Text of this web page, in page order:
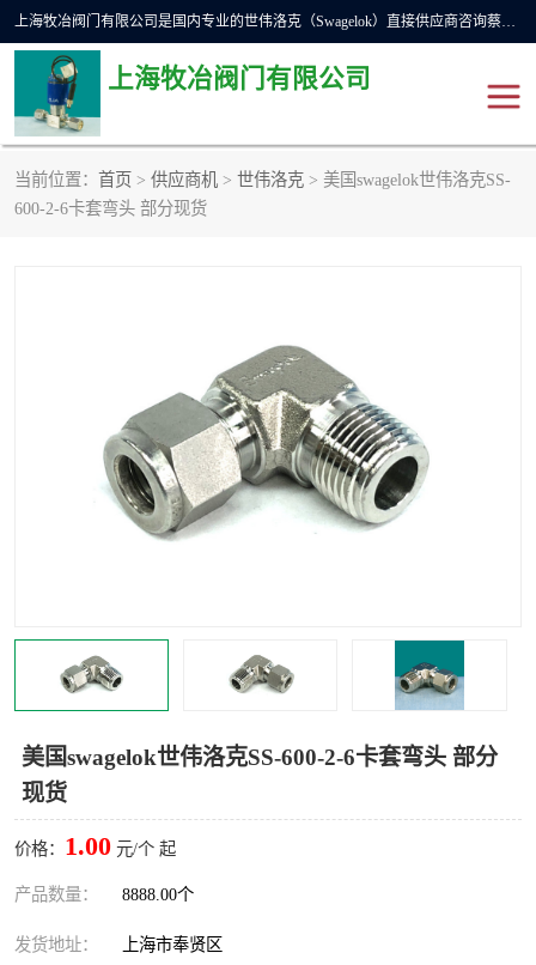
上海牧冶阀门有限公司是国内专业的世伟洛克（Swagelok）直接供应商咨询蔡工，主营世伟洛克球阀、世伟洛克针型阀、世伟洛克隔膜阀、世伟洛克旋塞阀、世伟洛克单向阀、世伟洛克接头、世伟洛克快速接头、世伟洛克卡套管、世伟洛克弯管器、世伟洛克工具等。
上海牧冶阀门有限公司
当前位置： 首页 > 供应商机 > 世伟洛克 > 美国swagelok世伟洛克SS-
600-2-6卡套弯头 部分现货
美国swagelok世伟洛克SS-600-2-6卡套弯头 部分
现货
价格： 1.00 元/个 起
产品数量： 8888.00个
发货地址： 上海市奉贤区
世伟洛克
世伟洛克波纹管阀
DSC疏水阀 美国霍克HOKE
世伟洛克针型阀 世伟洛克旋塞阀